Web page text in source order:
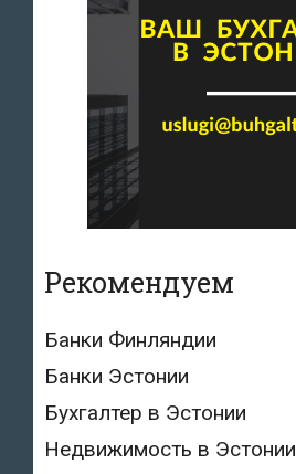
Рекомендуем
Банки Финляндии
Банки Эстонии
Бухгалтер в Эстонии
Недвижимость в Эстонии